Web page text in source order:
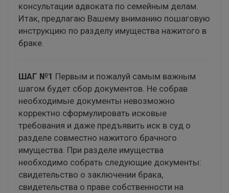
консультации адвоката по семейным делам.
Итак, предлагаю Вашему вниманию пошаговую
инструкцию по разделу имущества нажитого в
браке.
ШАГ №1 Первым и пожалуй самым важным
шагом будет сбор документов. Не собрав
необходимые документы невозможно
корректно сформулировать исковые
требования и даже предъявить иск в суд о
разделе совместно нажитого брачного
имущества. При разделе имущества
необходимо собрать следующие документы:
свидетельство о заключении брака,
свидетельства о праве собственности на